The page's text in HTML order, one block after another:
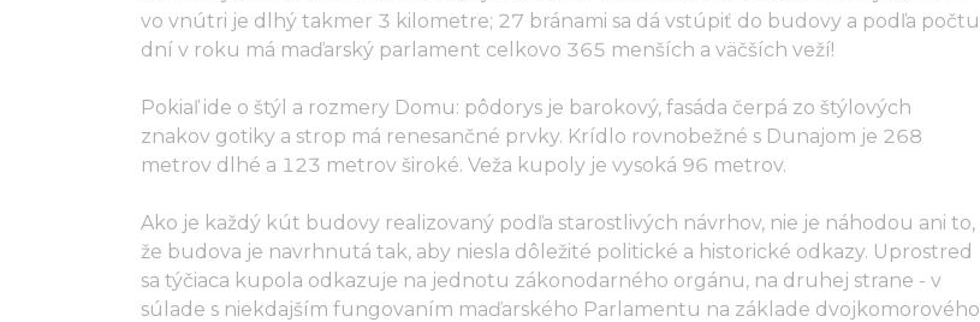
vo vnútri je dlhý takmer 3 kilometre; 27 bránami sa dá vstúpiť do budovy a podľa počtu
dní v roku má maďarský parlament celkovo 365 menších a väčších veží!
Pokiaľ ide o štýl a rozmery Domu: pôdorys je barokový, fasáda čerpá zo štýlových
znakov gotiky a strop má renesančné prvky. Krídlo rovnobežné s Dunajom je 268
metrov dlhé a 123 metrov široké. Veža kupoly je vysoká 96 metrov.
Ako je každý kút budovy realizovaný podľa starostlivých návrhov, nie je náhodou ani to,
že budova je navrhnutá tak, aby niesla dôležité politické a historické odkazy. Uprostred
sa týčiaca kupola odkazuje na jednotu zákonodarného orgánu, na druhej strane - v
súlade s niekdajším fungovaním maďarského Parlamentu na základe dvojkomorového